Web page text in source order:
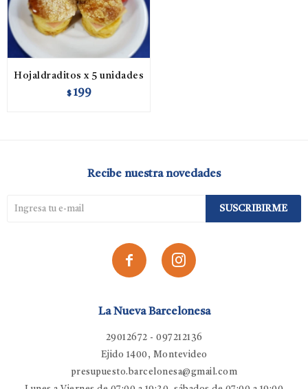
Hojaldraditos x 5 unidades
$ 199
La Nueva Barcelonesa
29012672 - 097212136
Ejido 1400, Montevideo
presupuesto.barcelonesa@gmail.com
Recibe nuestra novedades
SUSCRIBIRME
 